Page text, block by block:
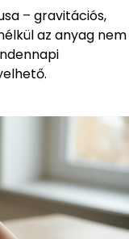
– gravitációs,
az anyag nem